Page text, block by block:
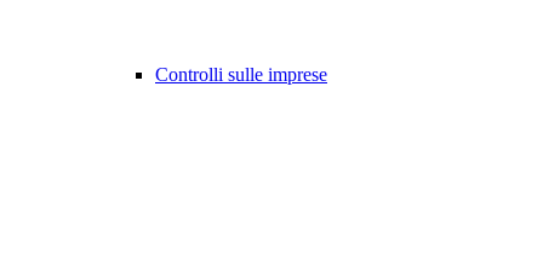
Controlli sulle imprese